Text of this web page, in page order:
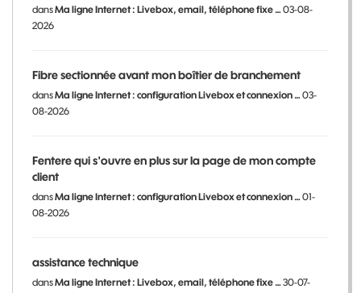
dansMa ligne Internet : Livebox, email, téléphone fixe …03-08-
2026
Fibre sectionnée avant mon boîtier de branchement
dansMa ligne Internet : configuration Livebox et connexion …03-
08-2026
Fentere qui s'ouvre en plus sur la page de mon compte
client
dansMa ligne Internet : configuration Livebox et connexion …01-
08-2026
assistance technique
dansMa ligne Internet : Livebox, email, téléphone fixe …30-07-